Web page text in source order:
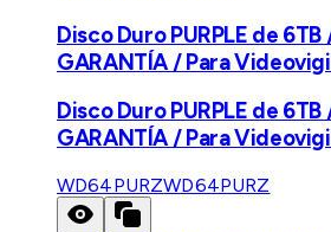
Disco Duro PURPLE de 6TB
GARANTÍA / Para
Disco Duro PURPLE de 6TB
GARANTÍA / Para
WD64PURZWD64PURZ